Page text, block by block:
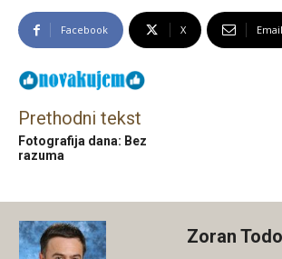
Facebook X Email
Prethodni tekst
Fotografija dana: Bez
razuma
Zoran